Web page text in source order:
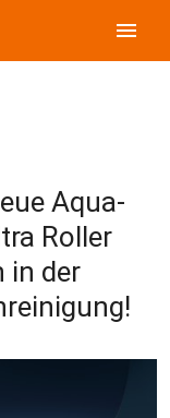
menu
Aqua-
Roller
in der